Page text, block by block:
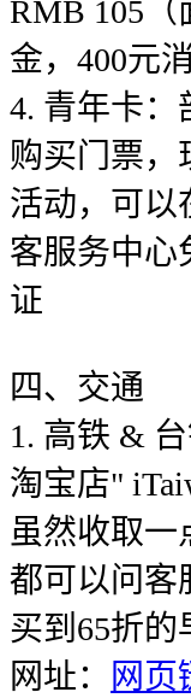
RMB 105（
金，400元
4. 青年卡：
购买门票，
活动，可以
客服务中心
证
四、交通
1. 高铁 &
淘宝店"
虽然收取一
都可以问客
买到65折的
网址：
网页